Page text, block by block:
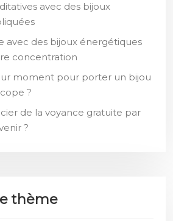
avec des bijoux
avec des bijoux énergétiques
concentration
moment pour porter un bijou
?
de la voyance gratuite par
?
thème